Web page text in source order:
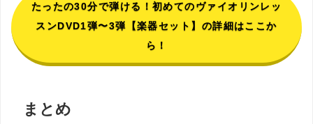
たったの30分で弾ける！初めてのヴァイオリンレッ
スンDVD1弾〜3弾【楽器セット】の詳細はここか
ら！
まとめ